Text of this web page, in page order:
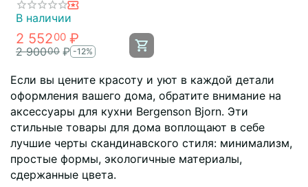
В наличии
2 55200 ₽
2 90000 ₽ -12%
Если вы цените красоту и уют в каждой детали
оформления вашего дома, обратите внимание на
аксессуары для кухни Bergenson Bjorn. Эти
стильные товары для дома воплощают в себе
лучшие черты скандинавского стиля: минимализм,
простые формы, экологичные материалы,
сдержанные цвета.